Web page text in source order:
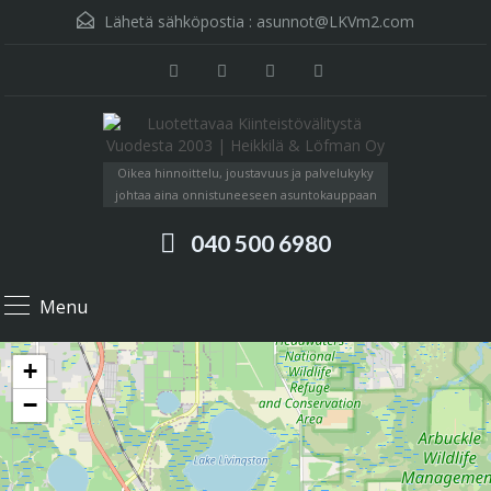
Lähetä sähköpostia : asunnot@LKVm2.com
Oikea hinnoittelu, joustavuus ja palvelukyky
johtaa aina onnistuneeseen asuntokauppaan
040 500 6980
Menu
+
−